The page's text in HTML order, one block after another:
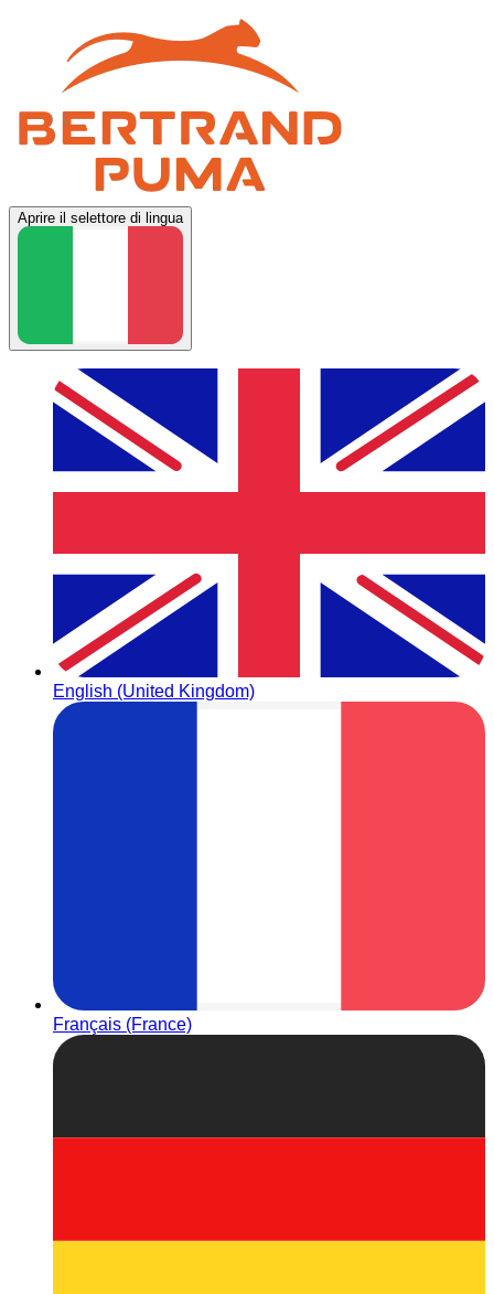
Aprire il selettore di lingua
English (United Kingdom)
Français (France)